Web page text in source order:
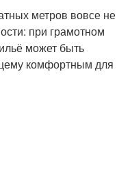
метров вовсе не
при грамотном
может быть
комфортным для